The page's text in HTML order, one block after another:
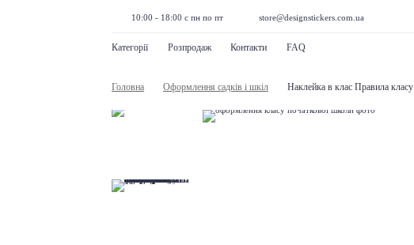
10:00 - 18:00 с пн по пт store@designstickers.com.ua
Категорії Розпродаж Контакти FAQ
Головна Оформлення садків і шкіл Наклейка в клас Правила класу